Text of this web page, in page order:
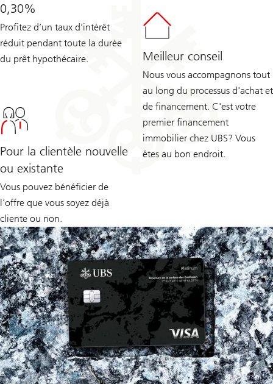
0,30%
Profitez d’un taux d’intérêt
réduit pendant toute la durée
du prêt hypothécaire.
Meilleur conseil
Nous vous accompagnons tout
au long du processus d'achat et
de financement. C'est votre
premier financement
immobilier chez UBS? Vous
êtes au bon endroit.
Pour la clientèle nouvelle
ou existante
Vous pouvez bénéficier de
l’offre que vous soyez déjà
cliente ou non.